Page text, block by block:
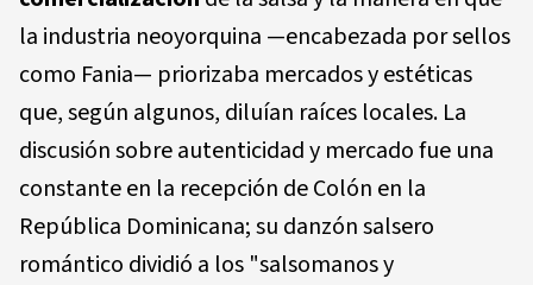
la industria neoyorquina —encabezada por sellos
como Fania— priorizaba mercados y estéticas
que, según algunos, diluían raíces locales. La
discusión sobre autenticidad y mercado fue una
constante en la recepción de Colón en la
República Dominicana; su danzón salsero
romántico dividió a los "salsomanos y